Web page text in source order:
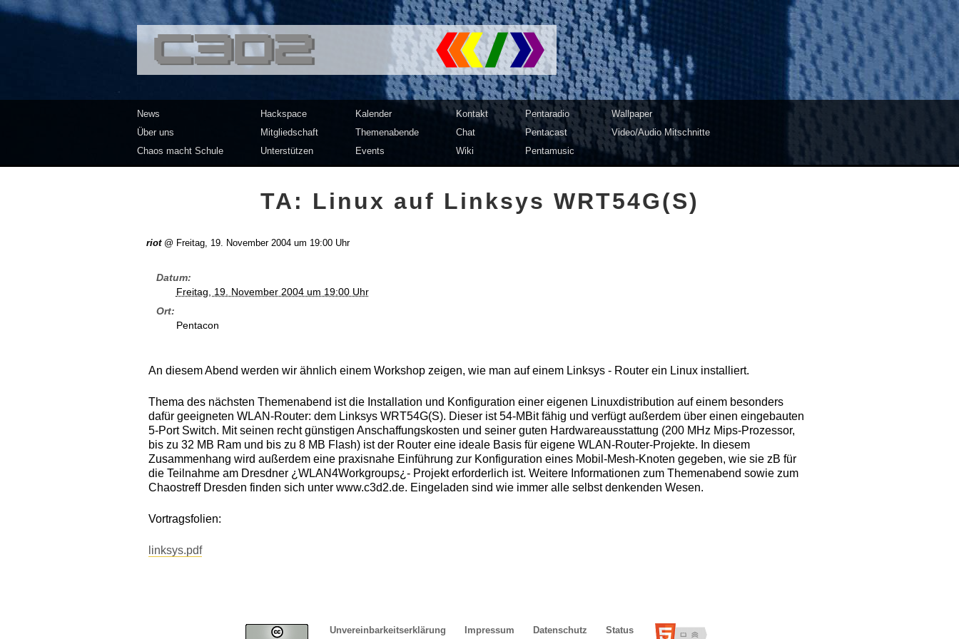
<<</>> Chaos Computer Club Dresden | c3d2
News
Über uns
Chaos macht Schule
Hackspace
Mitgliedschaft
Unterstützen
Kalender
Themenabende
Events
Kontakt
Chat
Wiki
Pentaradio
Pentacast
Pentamusic
Wallpaper
Video/Audio Mitschnitte
TA: Linux auf Linksys WRT54G(S)
riot@ Freitag, 19. November 2004 um 19:00 Uhr
Datum
Freitag, 19. November 2004 um 19:00 Uhr
Ort
Pentacon
An diesem Abend werden wir ähnlich einem Workshop zeigen, wie man auf einem Linksys - Router ein Linux installiert.
Thema des nächsten Themenabend ist die Installation und Konfiguration einer eigenen Linuxdistribution auf einem besonders
dafür geeigneten WLAN-Router: dem Linksys WRT54G(S). Dieser ist 54-MBit fähig und verfügt außerdem über einen eingebauten
5-Port Switch. Mit seinen recht günstigen Anschaffungskosten und seiner guten Hardwareausstattung (200 MHz Mips-Prozessor,
bis zu 32 MB Ram und bis zu 8 MB Flash) ist der Router eine ideale Basis für eigene WLAN-Router-Projekte. In diesem
Zusammenhang wird außerdem eine praxisnahe Einführung zur Konfiguration eines Mobil-Mesh-Knoten gegeben, wie sie zB für
die Teilnahme am Dresdner ¿WLAN4Workgroups¿- Projekt erforderlich ist. Weitere Informationen zum Themenabend sowie zum
Chaostreff Dresden finden sich unter www.c3d2.de. Eingeladen sind wie immer alle selbst denkenden Wesen.
Vortragsfolien:
linksys.pdf
Unvereinbarkeitserklärung Impressum Datenschutz Status